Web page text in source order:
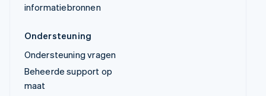
informatiebronnen
Ondersteuning
Ondersteuning vragen
Beheerde support op
maat